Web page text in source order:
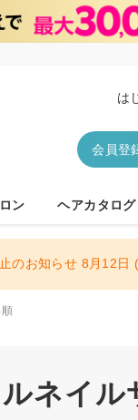
は
会員登
ン ヘアカタログ
のお知らせ 8月12
ネイル